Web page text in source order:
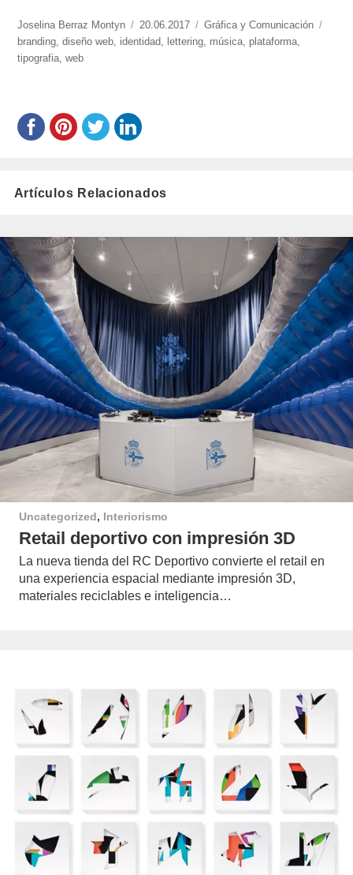
https://www.experimenta.es/author/joselina-
berraz-
montyn/
Joselina Berraz Montyn
Publicado
el
20.06.2017 Categorías
Gráfica y Comunicación
branding,diseño web, identidad, lettering, música, plataforma,
tipografia,web
Artículos Relacionados
Uncategorized, Interiorismo
Retail deportivo con impresión 3D
La nueva tienda del RC Deportivo convierte el retail en
una experiencia espacial mediante impresión 3D,
materiales reciclables e inteligencia…